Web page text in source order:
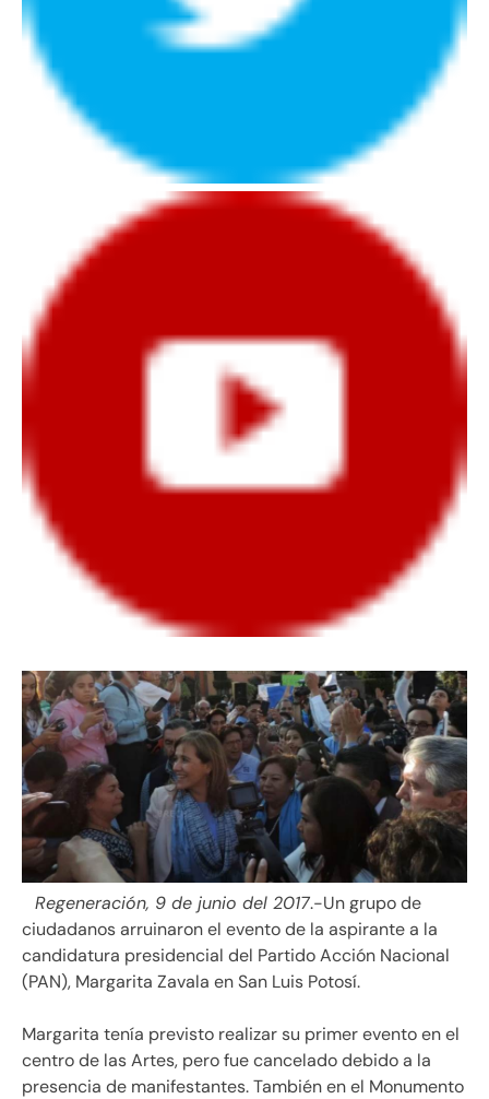
Regeneración, 9 de junio del 2017.-Un grupo de
ciudadanos arruinaron el evento de la aspirante a la
candidatura presidencial del Partido Acción Nacional
(PAN), Margarita Zavala en San Luis Potosí.
Margarita tenía previsto realizar su primer evento en el
centro de las Artes, pero fue cancelado debido a la
presencia de manifestantes. También en el Monumento